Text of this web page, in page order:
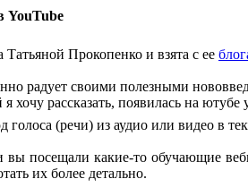
YouTube
Татьяной Прокопенко и взята с ее
радует своими полезными
хочу рассказать, появилась на
голоса (речи) из аудио или видео в
посещали какие-то обучающие
их более детально.